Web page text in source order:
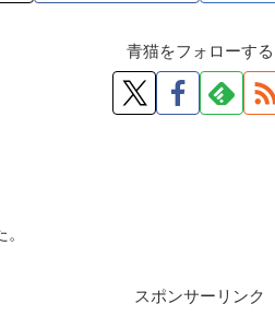
青猫をフォローする
スポンサーリンク